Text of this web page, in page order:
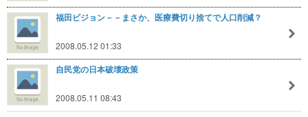
福田ビジョン－－まさか、医療費切り捨てで人口削減？
2008.05.12 01:33
自民党の日本破壊政策
2008.05.11 08:43